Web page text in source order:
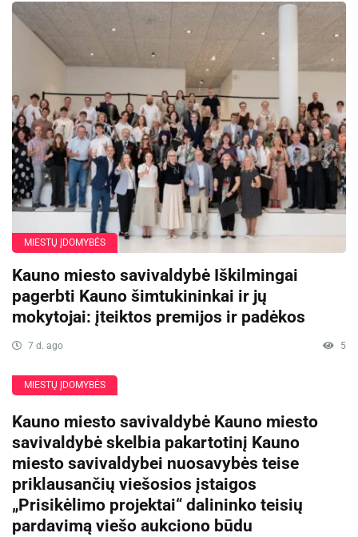
MIESTŲ ĮDOMYBĖS
Kauno miesto savivaldybė Iškilmingai
pagerbti Kauno šimtukininkai ir jų
mokytojai: įteiktos premijos ir padėkos
7 d. ago 5
MIESTŲ ĮDOMYBĖS
Kauno miesto savivaldybė Kauno miesto
savivaldybė skelbia pakartotinį Kauno
miesto savivaldybei nuosavybės teise
priklausančių viešosios įstaigos
„Prisikėlimo projektai“ dalininko teisių
pardavimą viešo aukciono būdu